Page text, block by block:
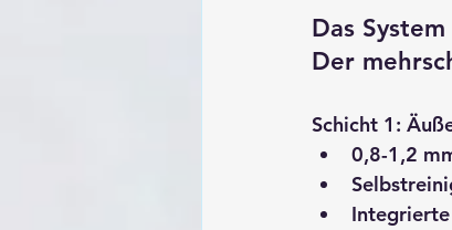
Das
Der
Schicht 1:
0,8-1,2